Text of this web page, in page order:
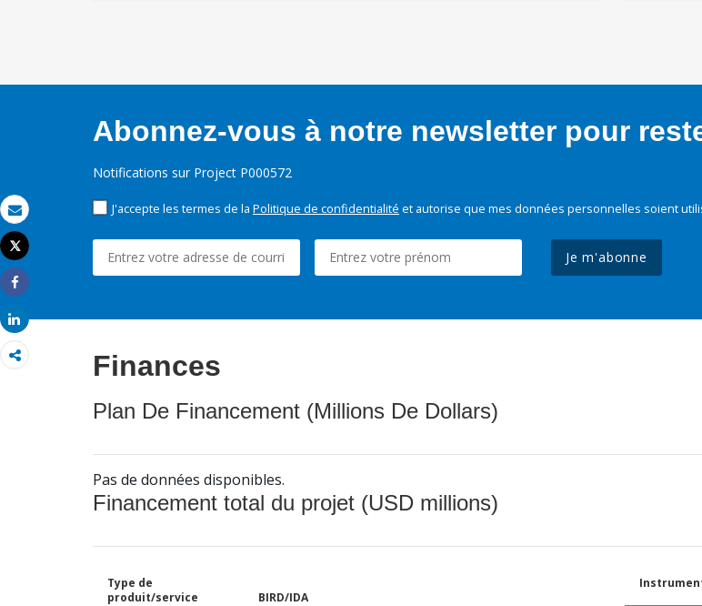
Email
Imprimer
Tweet
Share
Share
Abonnez-vous à notre newsletter pour
Notifications sur Project P000572
J'accepte les termes de la Politique de confidentialité et autorise que mes données personnelles soient
Je m'abonne
Finances
Plan De Financement (Millions De Dollars)
Pas de données disponibles.
Financement total du projet (USD millions)
Type de
produit/service
BIRD/IDA